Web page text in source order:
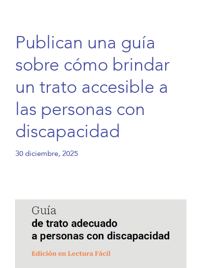
Publican una guía
sobre cómo brindar
un trato accesible a
las personas con
discapacidad
30 diciembre, 2025